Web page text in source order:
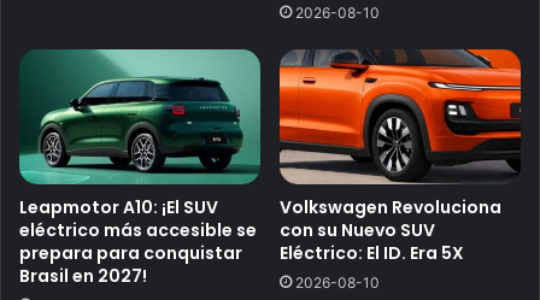
2026-08-10
Leapmotor A10: ¡El SUV
eléctrico más accesible se
prepara para conquistar
Brasil en 2027!
Volkswagen Revoluciona
con su Nuevo SUV
Eléctrico: El ID. Era 5X
2026-08-10